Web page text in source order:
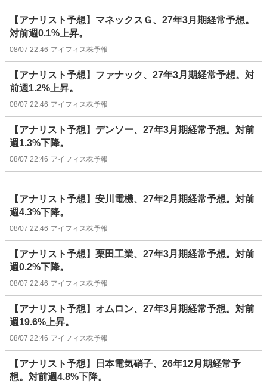
【アナリスト予想】マネックスＧ、27年3月期経常予想。
対前週0.1%上昇。
08/07 22:46 アイフィス株予報
【アナリスト予想】ファナック、27年3月期経常予想。対
前週1.2%上昇。
08/07 22:46 アイフィス株予報
【アナリスト予想】デンソー、27年3月期経常予想。対前
週1.3%下降。
08/07 22:46 アイフィス株予報
【アナリスト予想】安川電機、27年2月期経常予想。対前
週4.3%下降。
08/07 22:46 アイフィス株予報
【アナリスト予想】栗田工業、27年3月期経常予想。対前
週0.2%下降。
08/07 22:46 アイフィス株予報
【アナリスト予想】オムロン、27年3月期経常予想。対前
週19.6%上昇。
08/07 22:46 アイフィス株予報
【アナリスト予想】日本電気硝子、26年12月期経常予
想。対前週4.8%下降。